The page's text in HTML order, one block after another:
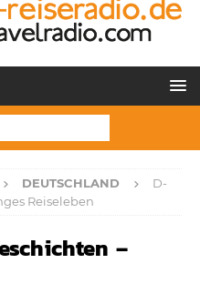
DEUTSCHLAND
D-
Reiseleben
–